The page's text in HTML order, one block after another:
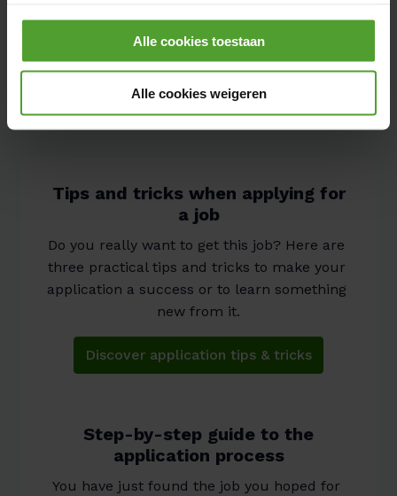
Door op de knop “Alle cookies weigeren” te klikken, kunt
u ervoor kiezen om alle cookies te weigeren, behalve de
noodzakelijke cookies. De noodzakelijke cookies zijn
nodig voor het goed functioneren van de website(s) en
Alle cookies toestaan
Alle cookies weigeren
Feel free to share your resume with us!
We might match later on.
Tips and tricks when applying for
a job
Do you really want to get this job? Here are
three practical tips and tricks to make your
application a success or to learn something
new from it.
Discover application tips & tricks
Step-by-step guide to the
application process
You have just found the job you hoped for